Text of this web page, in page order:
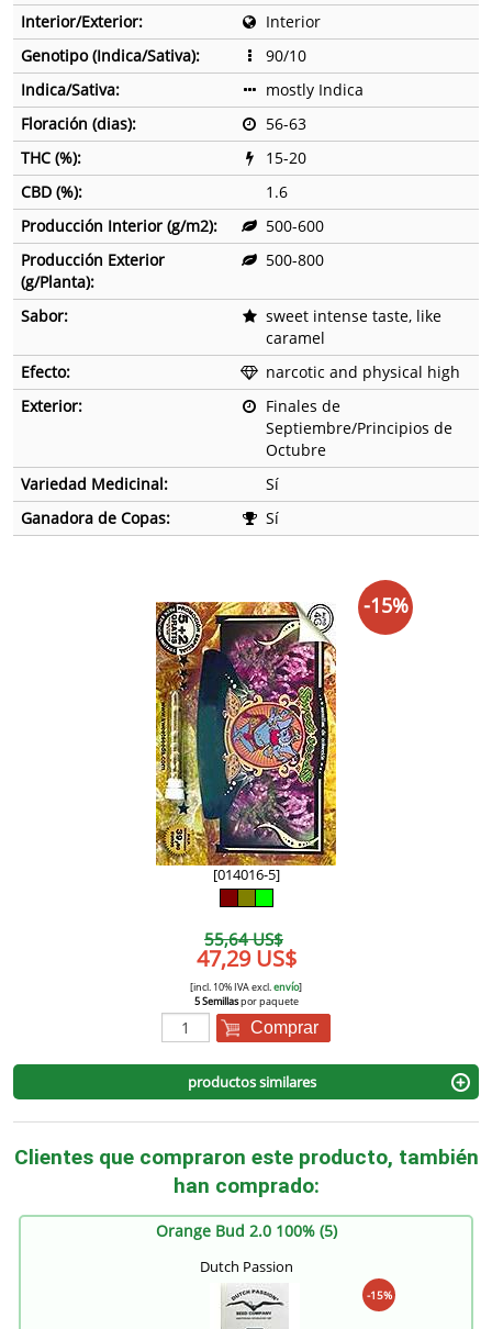
Interior/Exterior:
Interior
Genotipo (Indica/Sativa):
90/10
Indica/Sativa:
mostly Indica
Floración (dias):
56-63
THC (%):
15-20
CBD (%):
1.6
Producción Interior (g/m2):
500-600
Producción Exterior
(g/Planta):
500-800
Sabor:
sweet intense taste, like
caramel
Efecto:
narcotic and physical high
Exterior:
Finales de
Septiembre/Principios de
Octubre
Variedad Medicinal:
Sí
Ganadora de Copas:
Sí
[014016-5]
55,64 US$
47,29 US$
[incl. 10% IVA excl.envío]
5 Semillaspor paquete
Comprar
-15%
productos similares
Clientes que compraron este producto, también
han comprado:
Orange Bud 2.0 100% (5)
Dutch Passion
-15%